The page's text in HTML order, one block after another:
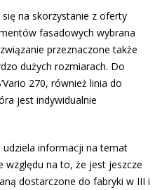
na skorzystanie z oferty
fasadowych wybrana
przeznaczone także
dużych rozmiarach. Do
270, również linia do
jest indywidualnie
udziela informacji na temat
względu na to, że jest jeszcze
dostarczone do fabryki w III i